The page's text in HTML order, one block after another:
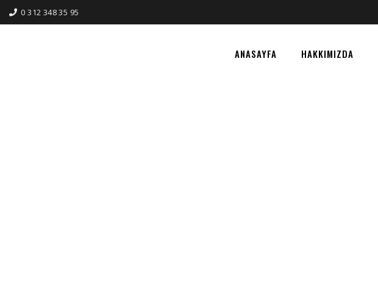
0 312 348 35 95
ANASAYFA HAKKIMIZDA